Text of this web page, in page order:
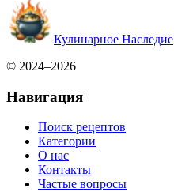
Кулинарное Наследие
© 2024–2026
Навигация
Поиск рецептов
Категории
О нас
Контакты
Частые вопросы